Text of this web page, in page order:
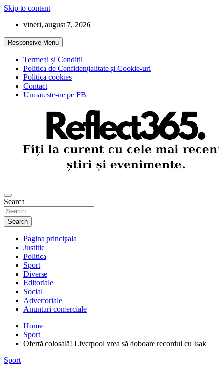
Skip to content
vineri, august 7, 2026
Responsive Menu
Termeni și Condiții
Politica de Confidențialitate și Cookie-uri
Politica cookies
Contact
Urmareste-ne pe FB
Search
Search
Pagina principala
Justitie
Politica
Sport
Diverse
Editoriale
Social
Advertoriale
Anunturi comerciale
Home
Sport
Ofertă colosală! Liverpool vrea să doboare recordul cu Isak
Sport